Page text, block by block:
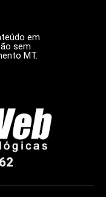
em
sem
MT.